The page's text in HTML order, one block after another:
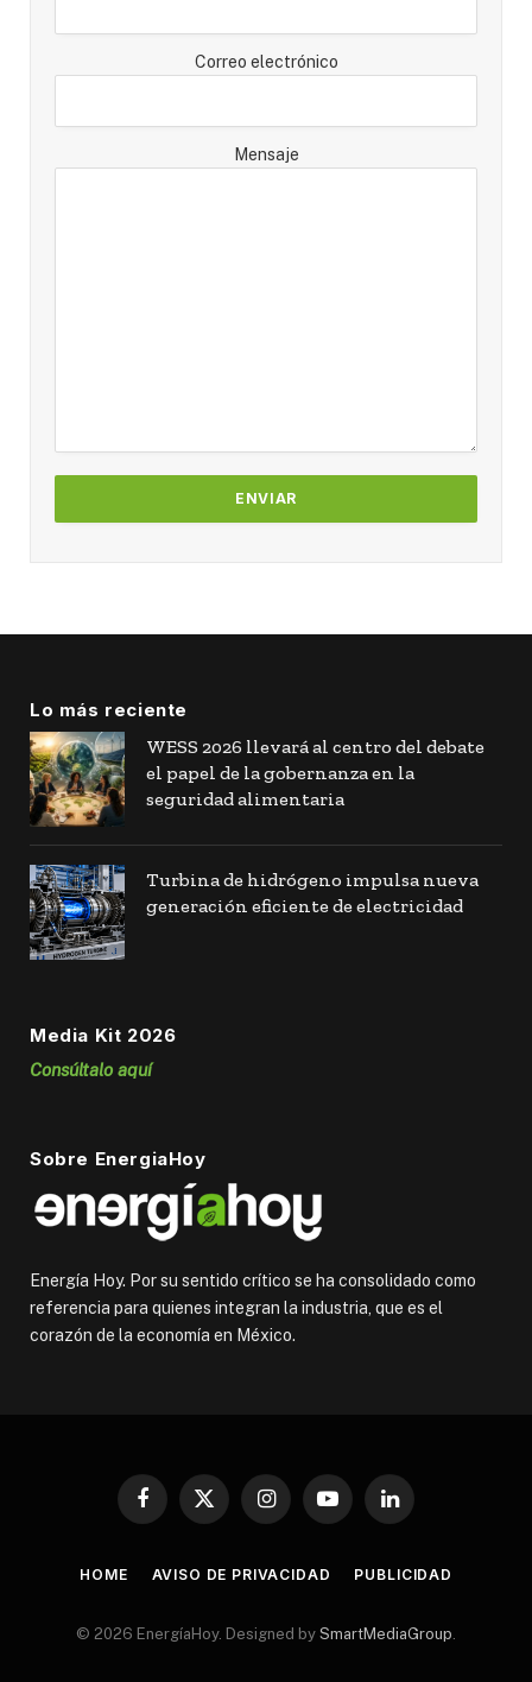
Correo electrónico
Mensaje
Lo más reciente
WESS 2026 llevará al centro del debate
el papel de la gobernanza en la
seguridad alimentaria
Turbina de hidrógeno impulsa nueva
generación eficiente de electricidad
Media Kit 2026
Consúltalo aquí
Sobre EnergiaHoy
Energía Hoy. Por su sentido crítico se ha consolidado como
referencia para quienes integran la industria, que es el
corazón de la economía en México.
Facebook
X
InstagramYouTubeLinkedIn
HOME AVISO DE PRIVACIDAD PUBLICIDAD
© 2026 EnergíaHoy. Designed by SmartMediaGroup